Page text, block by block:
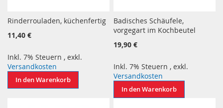
Rinderrouladen, küchenfertig
11,40 €
Inkl. 7% Steuern , exkl.
Versandkosten
In den Warenkorb
Badisches Schäufele,
vorgegart im Kochbeutel
19,90 €
Inkl. 7% Steuern ,exkl.
Versandkosten
In den Warenkorb